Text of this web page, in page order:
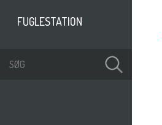
FUGLESTATION